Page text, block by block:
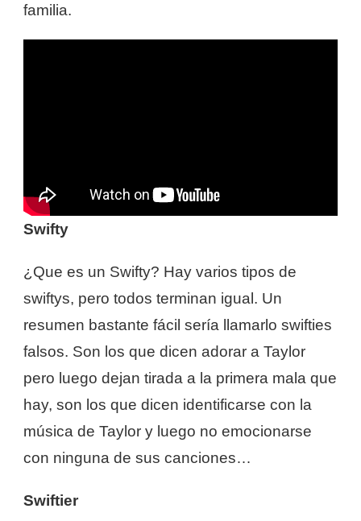
familia.
Swifty
¿Que es un Swifty? Hay varios tipos de
swiftys, pero todos terminan igual. Un
resumen bastante fácil sería llamarlo swifties
falsos. Son los que dicen adorar a Taylor
pero luego dejan tirada a la primera mala que
hay, son los que dicen identificarse con la
música de Taylor y luego no emocionarse
con ninguna de sus canciones…
Swiftier